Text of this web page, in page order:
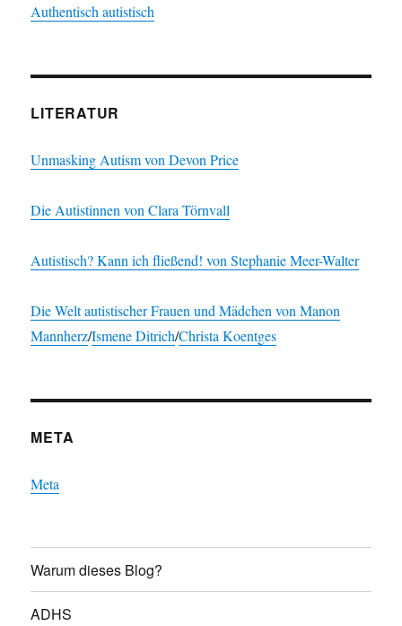
Authentisch autistisch
LITERATUR
Unmasking Autism von Devon Price
Die Autistinnen von Clara Törnvall
Autistisch? Kann ich fließend! von Stephanie Meer-Walter
Die Welt autistischer Frauen und Mädchen vonManon
Mannherz/Ismene Ditrich/Christa Koentges
META
Meta
Warum dieses Blog?
ADHS